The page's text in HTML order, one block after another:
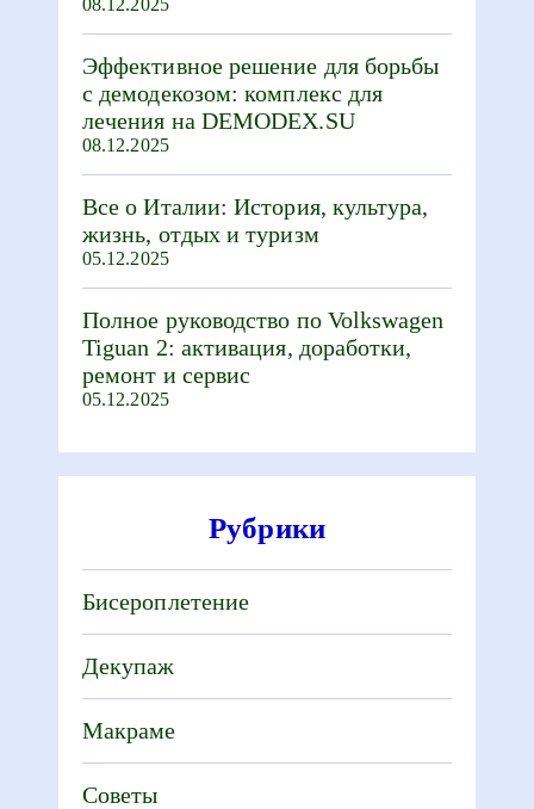
Эффективное решение для борьбы
с демодекозом: комплекс для
лечения на DEMODEX.SU
08.12.2025
Все о Италии: История, культура,
жизнь, отдых и туризм
05.12.2025
Полное руководство по Volkswagen
Tiguan 2: активация, доработки,
ремонт и сервис
05.12.2025
Рубрики
Бисероплетение
Декупаж
Макраме
Советы